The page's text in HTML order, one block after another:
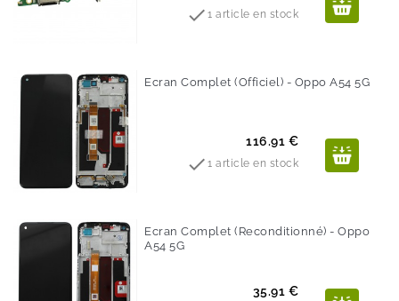
1 article en stock
Ecran Complet (Officiel) - Oppo A54 5G
Prix
116.91 €
1 article en stock
Ecran Complet (Reconditionné) - Oppo
A54 5G
Prix
35.91 €